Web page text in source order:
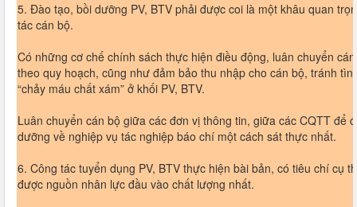
5. Đào tạo, bồi dưỡng PV, BTV phải được coi là một khâu quan
tác cán bộ.
Có những cơ chế chính sách thực hiện điều động, luân chuyển
theo quy hoạch, cũng như đảm bảo thu nhập cho cán bộ, tránh
“chảy máu chất xám” ở khối PV, BTV.
Luân chuyển cán bộ giữa các đơn vị thông tin, giữa các CQTT để
dưỡng về nghiệp vụ tác nghiệp báo chí một cách sát thực nhất.
6. Công tác tuyển dụng PV, BTV thực hiện bài bản, có tiêu chí cụ
được nguồn nhân lực đầu vào chất lượng nhất.